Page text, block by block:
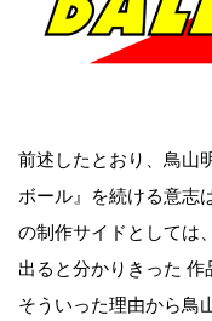
前述したとおり、鳥山
ボール』を続ける意志
の制作サイドとしては
出ると分かりきった 作
そういった理由から鳥